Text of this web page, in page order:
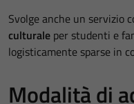
Svolge anche un servizio
culturale per studenti e
logisticamente sparse in
Modalità di